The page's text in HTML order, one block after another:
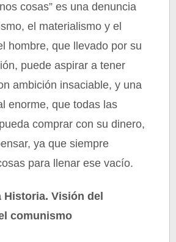
cosas” es una denuncia
el materialismo y el
hombre, que llevado por su
puede aspirar a tener
ambición insaciable, y una
enorme, que todas las
comprar con su dinero,
ya que siempre
para llenar ese vacío.
Historia. Visión del
comunismo